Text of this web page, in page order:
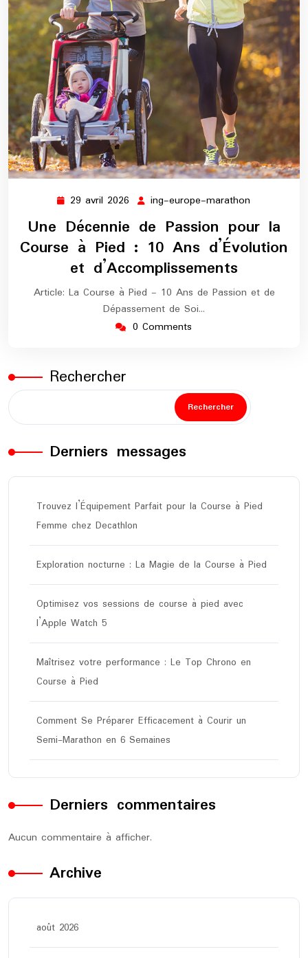
29 avril 2026 29
avril
2026
ing-europe-marathon
europe-
marathon
Une Décennie de Passion pour la
Course à Pied : 10 Ans d’Évolution
et d’Accomplissements
Article: La Course à Pied - 10 Ans de Passion et de
Dépassement de Soi…
0 Comments
Rechercher
Rechercher
Derniers messages
Trouvez l’Équipement Parfait pour la Course à Pied
Femme chez Decathlon
Exploration nocturne : La Magie de la Course à Pied
Optimisez vos sessions de course à pied avec
l’Apple Watch 5
Maîtrisez votre performance : Le Top Chrono en
Course à Pied
Comment Se Préparer Efficacement à Courir un
Semi-Marathon en 6 Semaines
Derniers commentaires
Aucun commentaire à afficher.
Archive
août 2026